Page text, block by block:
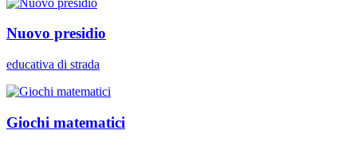
Nuovo presidio
educativa di strada
Giochi matematici